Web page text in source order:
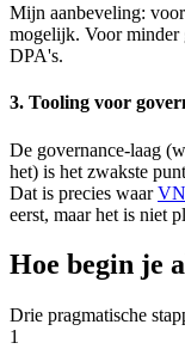
Mijn aanbeveling:
mogelijk. Voor
DPA's.
3. Tooling voor
De governance-laag
het) is het zwakste
Dat is precies waar
eerst, maar het is niet
Hoe begin je
Drie pragmatische
1